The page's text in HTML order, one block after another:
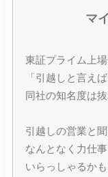
マ
東証プライム上場
「引越しと言え
同社の知名度は抜
引越しの営業と聞
なんとなく力仕
いらっしゃるかも